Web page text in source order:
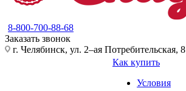
8-800-700-88-68
Заказать звонок
г. Челябинск, ул. 2–ая Потребительская, 8
Как купить
Условия